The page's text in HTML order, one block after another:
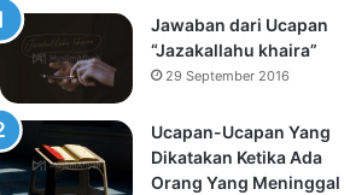
Jawaban dari Ucapan
“Jazakallahu khaira”
29 September 2016
Ucapan-Ucapan Yang
Dikatakan Ketika Ada
Orang Yang Meninggal